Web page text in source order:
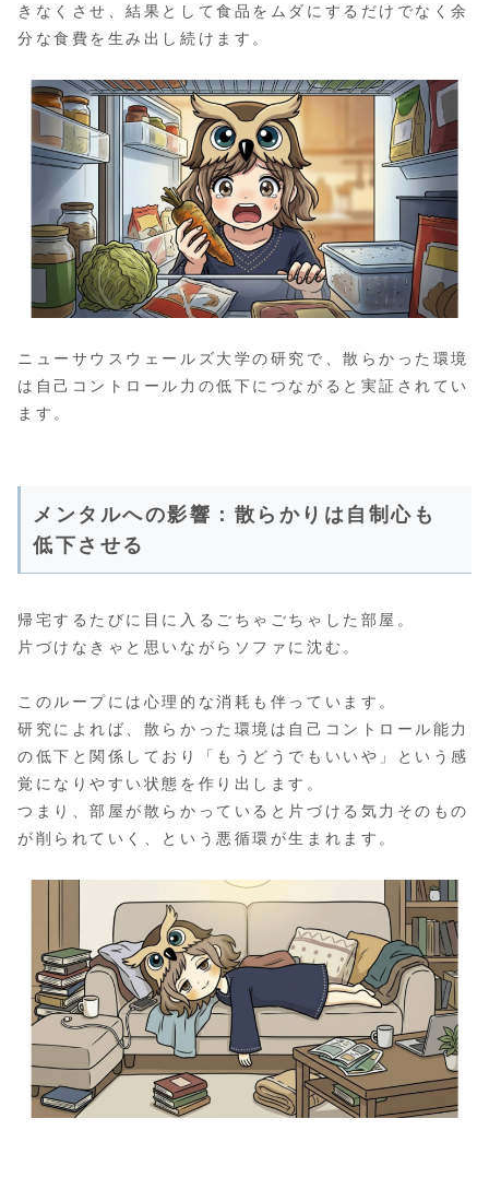
きなくさせ、結果として食品をムダにするだけでなく余
分な食費を生み出し続けます。
ニューサウスウェールズ大学の研究で、散らかった環境
は自己コントロール力の低下につながると実証されてい
ます。
メンタルへの影響：散らかりは自制心も
低下させる
帰宅するたびに目に入るごちゃごちゃした部屋。
片づけなきゃと思いながらソファに沈む。
このループには心理的な消耗も伴っています。
研究によれば、散らかった環境は自己コントロール能力
の低下と関係しており「もうどうでもいいや」という感
覚になりやすい状態を作り出します。
つまり、部屋が散らかっていると片づける気力そのもの
が削られていく、という悪循環が生まれます。